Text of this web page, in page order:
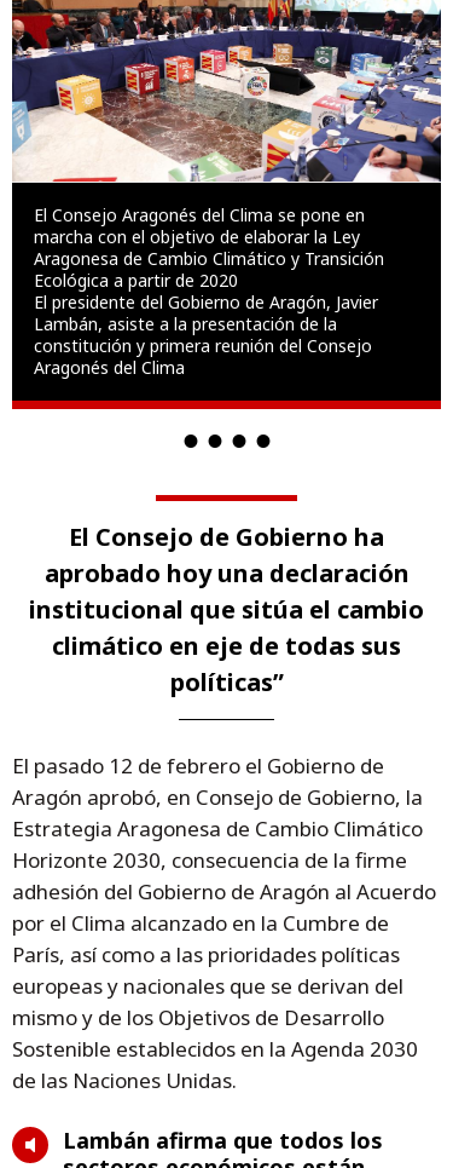
El Consejo Aragonés del Clima se pone en
marcha con el objetivo de elaborar la Ley
Aragonesa de Cambio Climático y Transición
Ecológica a partir de 2020
El presidente del Gobierno de Aragón, Javier
Lambán, asiste a la presentación de la
constitución y primera reunión del Consejo
Aragonés del Clima
El Consejo de Gobierno ha
aprobado hoy una declaración
institucional que sitúa el cambio
climático en eje de todas sus
políticas”
El pasado 12 de febrero el Gobierno de
Aragón aprobó, en Consejo de Gobierno, la
Estrategia Aragonesa de Cambio Climático
Horizonte 2030, consecuencia de la firme
adhesión del Gobierno de Aragón al Acuerdo
por el Clima alcanzado en la Cumbre de
París, así como a las prioridades políticas
europeas y nacionales que se derivan del
mismo y de los Objetivos de Desarrollo
Sostenible establecidos en la Agenda 2030
de las Naciones Unidas.
Lambán afirma que todos los